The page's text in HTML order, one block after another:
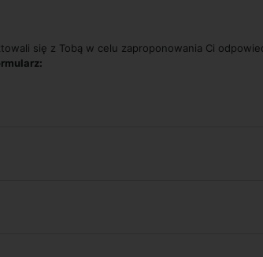
się z Tobą w celu zaproponowania Ci